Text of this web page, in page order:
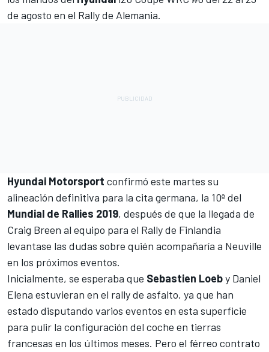
de agosto en el Rally de Alemania.
Hyundai Motorsport confirmó este martes su
alineación definitiva para la cita germana, la 10ª del
Mundial de Rallies 2019, después de que la llegada de
Craig Breen al equipo para el Rally de Finlandia
levantase las dudas sobre quién acompañaría a Neuville
en los próximos eventos.
Inicialmente, se esperaba que Sebastien Loeby Daniel
Elena estuvieran en el rally de asfalto, ya que han
estado disputando varios eventos en esta superficie
para pulir la configuración del coche en tierras
francesas en los últimos meses. Pero el férreo contrato